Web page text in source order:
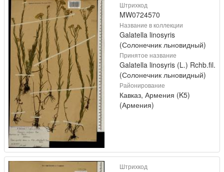
Штрихкод
MW0724570
Название в коллекции
Galatella linosyris
(Солонечник льновидный)
Принятое название
Galatella linosyris (L.) Rchb.fil.
(Солонечник льновидный)
Районирование
Кавказ, Армения (K5)
(Армения)
Штрихкод